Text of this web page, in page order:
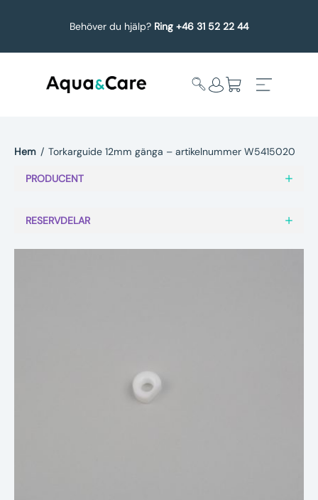
Behöver du hjälp? Ring +46 31 52 22 44
undermeny
Service
Hem / Torkarguide 12mm gänga – artikelnummer W5415020
PRODUCENT
RESERVDELAR